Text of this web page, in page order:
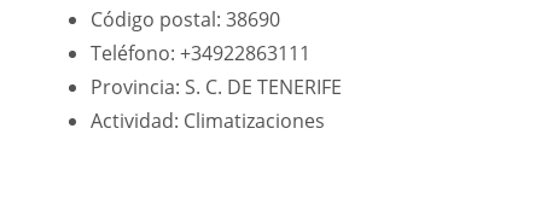
Código postal: 38690
Teléfono: +34922863111
Provincia: S. C. DE TENERIFE
Actividad: Climatizaciones